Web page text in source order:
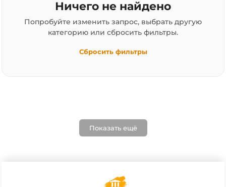
Ничего не найдено
Попробуйте изменить запрос, выбрать другую
категорию или сбросить фильтры.
Сбросить фильтры
Показать ещё